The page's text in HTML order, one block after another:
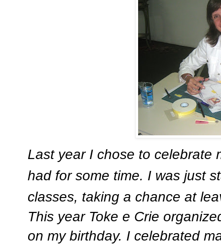
Last year I chose to celebrate
had for some time. I was just
classes, taking a chance at
This year Toke e Crie
on my birthday. I celebrated